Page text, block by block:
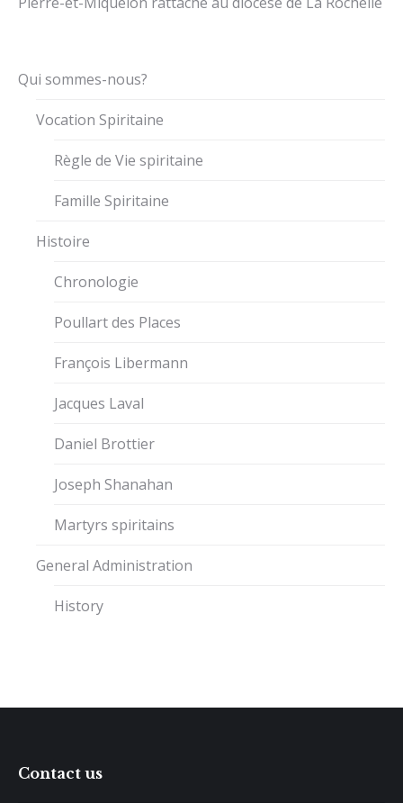
Qui sommes-nous?
Vocation Spiritaine
Règle de Vie spiritaine
Famille Spiritaine
Histoire
Chronologie
Poullart des Places
François Libermann
Jacques Laval
Daniel Brottier
Joseph Shanahan
Martyrs spiritains
General Administration
History
Contact us